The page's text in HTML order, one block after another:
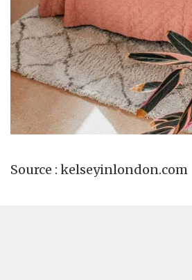
Source : kelseyinlondon.com